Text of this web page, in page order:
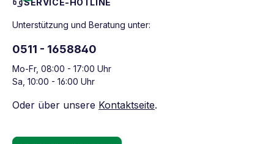
Unterstützung und Beratung unter:
0511 - 1658840
Mo-Fr, 08:00 - 17:00 Uhr
Sa, 10:00 - 16:00 Uhr
Oder über unsere Kontaktseite.